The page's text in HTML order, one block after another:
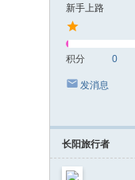
新手上路
积分 0
发消息
长阳旅行者